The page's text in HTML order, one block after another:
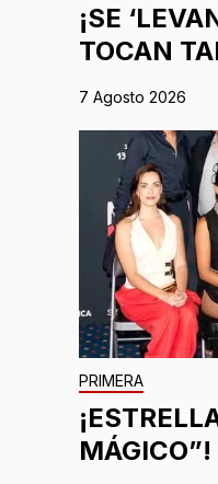
¡SE
TOCAN
7 Agosto 2026
PRIMERA